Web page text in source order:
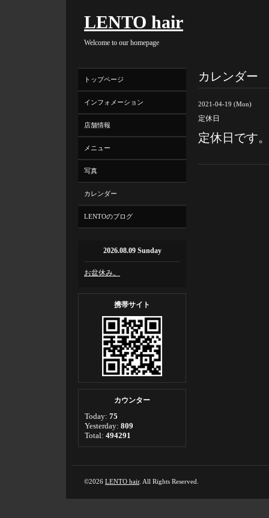
LENTO hair
Welcome to our homepage
カレンダー
2021-04-19 (Mon)
定休日
定休日です
トップページ
インフォメーション
店舗情報
メニュー
写真
カレンダー
LENTOのブログ
2026.08.09 Sunday
お盆休み。
携帯サイト
カウンター
Today: 75
Yesterday: 809
Total: 494291
©2026 LENTO hair. All Rights Reserved.